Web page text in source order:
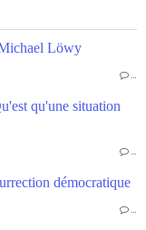
Löwy
…
qu'une situation
…
démocratique
…